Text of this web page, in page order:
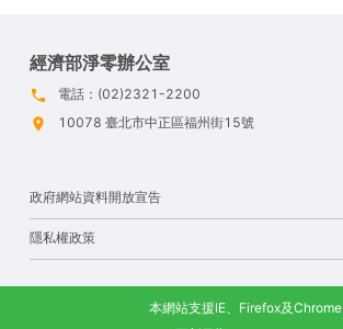
經濟部淨零辦公室
電話：(02)2321-2200
10078 臺北市中正區福州街15號
政府網站資料開放宣告
隱私權政策
本網站支援IE、Firefox及Chrome